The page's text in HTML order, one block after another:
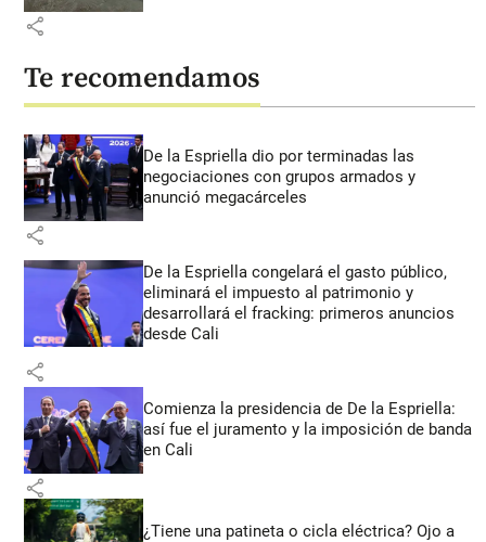
share
Te recomendamos
De la Espriella dio por terminadas las
negociaciones con grupos armados y
anunció megacárceles
share
De la Espriella congelará el gasto público,
eliminará el impuesto al patrimonio y
desarrollará el fracking: primeros anuncios
desde Cali
share
Comienza la presidencia de De la Espriella:
así fue el juramento y la imposición de banda
en Cali
share
¿Tiene una patineta o cicla eléctrica? Ojo a